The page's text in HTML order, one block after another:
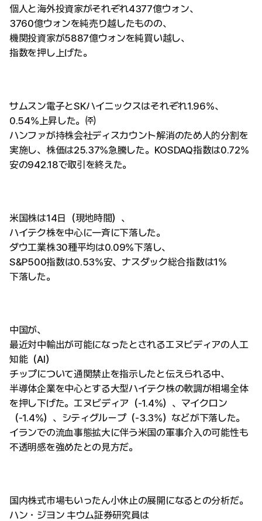
個人と海外投資家がそれぞれ4377億ウォン、
3760億ウォンを純売り越したものの、
機関投資家が5887億ウォンを純買い越し、
指数を押し上げた。
サムスン電子とSKハイニックスはそれぞれ1.96%、
0.54%上昇した。㈜
ハンファが持株会社ディスカウント解消のため人的分割を
実施し、株価は25.37%急騰した。KOSDAQ指数は0.72%
安の942.18で取引を終えた。
米国株は14日（現地時間）、
ハイテク株を中心に一斉に下落した。
ダウ工業株30種平均は0.09%下落し、
S&P500指数は0.53%安、ナスダック総合指数は1%
下落した。
中国が、
最近対中輸出が可能になったとされるエヌビディアの人工
知能（AI）
チップについて通関禁止を指示したと伝えられる中、
半導体企業を中心とする大型ハイテク株の軟調が相場全体
を押し下げた。エヌビディア（-1.4%）、マイクロン
（-1.4%）、シティグループ（-3.3%）などが下落した。
イランでの流血事態拡大に伴う米国の軍事介入の可能性も
不透明感を強めたとの見方だ。
国内株式市場もいったん小休止の展開になるとの分析だ。
ハン・ジヨン キウム証券研究員は